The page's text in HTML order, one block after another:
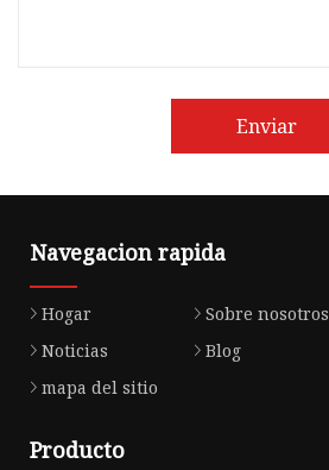
Enviar
Navegacion rapida
Hogar Sobre nosotros
Noticias
Blog
mapa del sitio
Producto